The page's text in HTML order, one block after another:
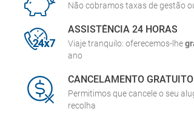
Não cobramos taxas de gestão
ASSISTÊNCIA 24 HORAS
Viaje tranquilo: oferecemos-lhe
ano
CANCELAMENTO
Permitimos que cancele o seu
recolha